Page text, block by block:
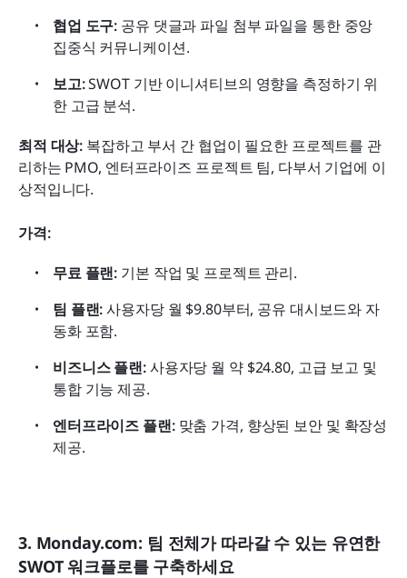
협업 도구: 공유 댓글과 파일 첨부 파일을 통한 중앙
집중식 커뮤니케이션.
보고: SWOT 기반 이니셔티브의 영향을 측정하기 위
한 고급 분석.
최적 대상: 복잡하고 부서 간 협업이 필요한 프로젝트를 관
리하는 PMO, 엔터프라이즈 프로젝트 팀, 다부서 기업에 이
상적입니다.
가격:
무료 플랜: 기본 작업 및 프로젝트 관리.
팀 플랜: 사용자당 월 $9.80부터, 공유 대시보드와 자
동화 포함.
비즈니스 플랜: 사용자당 월 약 $24.80, 고급 보고 및
통합 기능 제공.
엔터프라이즈 플랜: 맞춤 가격, 향상된 보안 및 확장성
제공.
3. Monday.com: 팀 전체가 따라갈 수 있는 유연한
SWOT 워크플로를 구축하세요